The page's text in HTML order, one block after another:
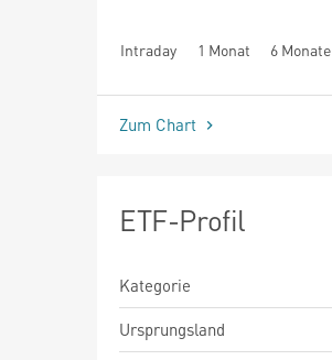
Intraday 1 Monat 6 Monate
seit Beginn
Zum Chart
ETF-Profil
Kategorie
Ursprungsland